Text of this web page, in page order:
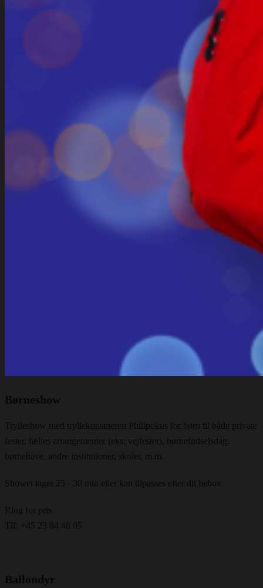
Børneshow
Trylleshow med tryllekunstneren Philipokus for børn til både private
fester, fælles arrangementer (eks: vejfester), børnefødselsdag,
børnehave, andre institutioner, skoler, m.m.
Showet tager 25 - 30 min eller kan tilpasses efter dit behov
Ring for pris
Tlf: +45 23 84 48 05
Ballondyr